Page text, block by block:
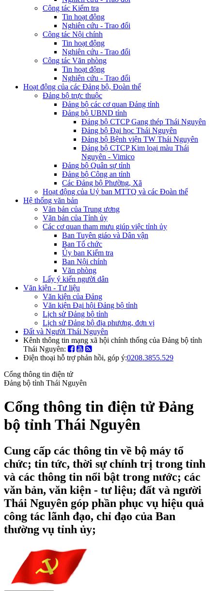
Công tác Kiểm tra
Tin hoạt động
Nghiên cứu - Trao đổi
Công tác Nội chính
Tin hoạt động
Nghiên cứu - Trao đổi
Công tác Văn phòng
Tin hoạt động
Nghiên cứu - Trao đổi
Hoạt động của các Đảng bộ, Đoàn thể
Đảng bộ trực thuộc
Đảng bộ các cơ quan Đảng tỉnh
Đảng bộ UBND tỉnh
Đảng bộ CTCP Gang thép Thái Nguyên
Đảng bộ Đại học Thái Nguyên
Đảng bộ Bệnh viện TW Thái Nguyên
Đảng bộ CTCP Kim loại màu Thái
Nguyên - Vimico
Đảng bộ Quân sự tỉnh
Đảng bộ Công an tỉnh
Các Đảng bộ Phường, Xã
Hoạt động của Uỷ ban MTTQ và các Đoàn thể
Hệ thống văn bản
Văn bản của Trung ương
Văn bản của Tỉnh ủy
Các cơ quan tham mưu giúp việc tỉnh ủy
Ban Tuyên giáo và Dân vận
Ban Tổ chức
Ủy ban Kiểm tra
Ban Nội chính
Văn phòng
Lấy ý kiến người dân
Văn kiện - Tư liệu
Văn kiện của Đảng
Văn kiện Đại hội Đảng bộ tỉnh
Lịch sử Đảng bộ tỉnh
Lịch sử Đảng bộ địa phương, đơn vị
Đất và Người Thái Nguyên
Kênh thông tin mạng xã hội chính thống của Đảng bộ tỉnh
Thái Nguyên:
Điện thoại hỗ trợ phản hồi, góp ý:0208.3855.529
Cổng thông tin điện tử
Đảng bộ tỉnh Thái Nguyên
Cổng thông tin điện tử Đảng
bộ tỉnh Thái Nguyên
Cung cấp các thông tin về bộ máy tổ
chức; tin tức, thời sự chính trị trong tỉnh
và các thông tin nổi bật trong nước; các
văn bản, văn kiện - tư liệu; đất và người
Thái Nguyên góp phần phục vụ hiệu quả
công tác lãnh đạo, chỉ đạo của Ban
thường vụ tỉnh ủy;